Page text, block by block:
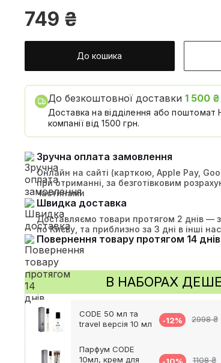
749 ₴
До кошика
До безкоштовної доставки 1 500 ₴
Доставка на відділення або поштомат
компанії від 1500 грн.
Зручна оплата замовлення
Онлайн на сайті (карткою, Apple Pay,
при отриманні, за безготівковим
частинами
Швидка доставка
Доставляємо товари протягом 2 днів —
по Києву, та приблизно за 3 дні в інші
Повернення товару протягом 14 днів
В НАБОРАХ
CODE 50 мл та
travel версія 10 мл
-12% 2998 ₴
Парфум CODE
10мл, крем для
-10% 1108 ₴